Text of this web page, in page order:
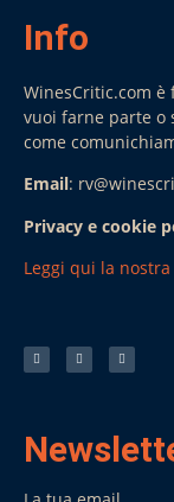
Info
WinesCritic.com
vuoi farne parte o
come
Email:
Privacy e cookie
Leggi qui la